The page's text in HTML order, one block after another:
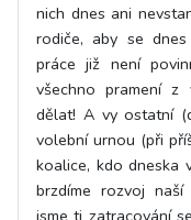
nich dnes ani
rodiče, aby se
práce již není
všechno pramení z
dělat! A vy ostatní
volební urnou (při
koalice, kdo dneska
brzdíme rozvoj
jsme ti zatracování